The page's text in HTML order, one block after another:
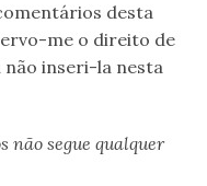
desta
me o direito de
não inseri-la nesta
não segue qualquer